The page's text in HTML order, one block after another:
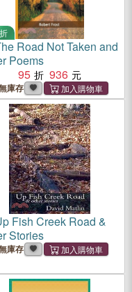
Road Not Taken and
Poems
95
936
庫存
Fish Creek Road &
Stories
庫存